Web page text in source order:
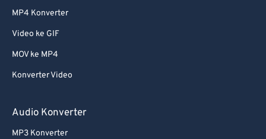
MP4 Konverter
Video ke GIF
MOV ke MP4
Konverter Video
Audio Konverter
MP3 Konverter